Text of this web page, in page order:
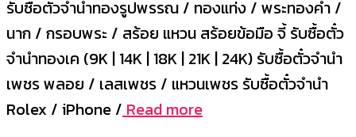
รับซื้อตั๋วจำนำทองรูปพรรณ / ทองแท่ง / พระทองคำ /
นาก / กรอบพระ / สร้อย แหวน สร้อยข้อมือ จี้ รับซื้อตั๋ว
จำนำทองเค (9K | 14K | 18K | 21K | 24K) รับซื้อตั๋วจำนำ
เพชร พลอย / เลสเพชร / แหวนเพชร รับซื้อตั๋วจำนำ
Rolex / iPhone / Read more